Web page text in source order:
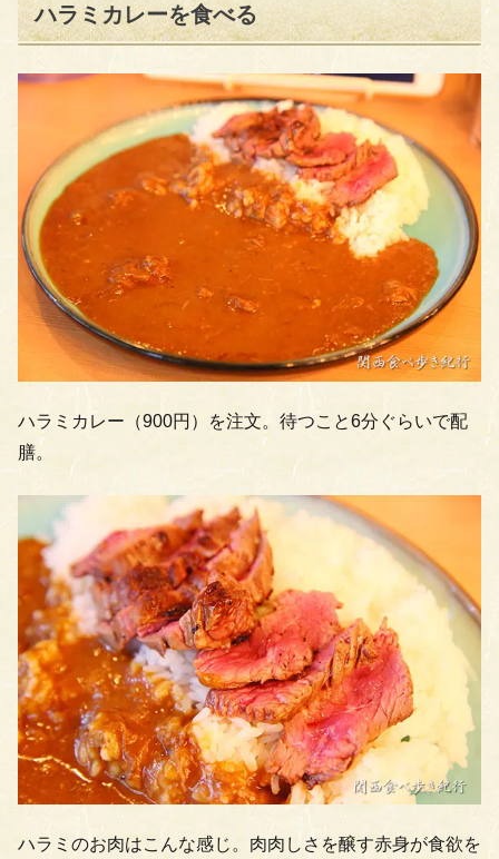
ハラミカレーを食べる
ハラミカレー（900円）を注文。待つこと6分ぐらいで配
膳。
ハラミのお肉はこんな感じ。肉肉しさを醸す赤身が食欲を